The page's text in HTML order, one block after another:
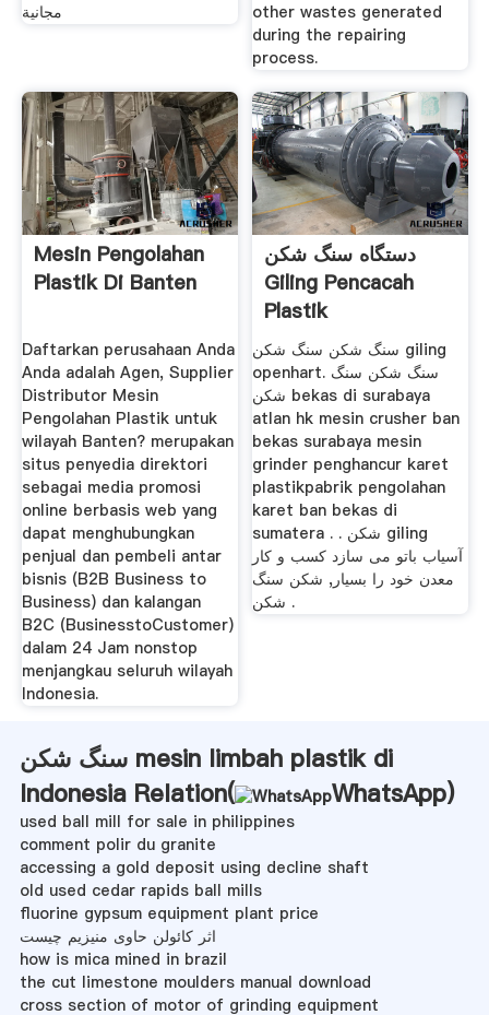
مجانية
other wastes generated
during the repairing
process.
Mesin Pengolahan
Plastik Di Banten
Daftarkan perusahaan Anda
Anda adalah Agen, Supplier
Distributor Mesin
Pengolahan Plastik untuk
wilayah Banten? merupakan
situs penyedia direktori
sebagai media promosi
online berbasis web yang
dapat menghubungkan
penjual dan pembeli antar
bisnis (B2B Business to
Business) dan kalangan
B2C (BusinesstoCustomer)
dalam 24 Jam nonstop
menjangkau seluruh wilayah
Indonesia.
دستگاه سنگ شکن
Giling Pencacah
Plastik
سنگ شکن سنگ شکن giling
openhart. سنگ شکن سنگ
شکن bekas di surabaya
atlan hk mesin crusher ban
bekas surabaya mesin
grinder penghancur karet
plastikpabrik pengolahan
karet ban bekas di
sumatera . . شکن giling
آسیاب باتو می سازد کسب و کار
معدن خود را بسیار, شکن سنگ
شکن .
سنگ شکن mesin limbah plastik di
Indonesia Relation(
WhatsApp)
used ball mill for sale in philippines
comment polir du granite
accessing a gold deposit using decline shaft
old used cedar rapids ball mills
fluorine gypsum equipment plant price
اثر کائولن حاوی منیزیم چیست
how is mica mined in brazil
the cut limestone moulders manual download
cross section of motor of grinding equipment